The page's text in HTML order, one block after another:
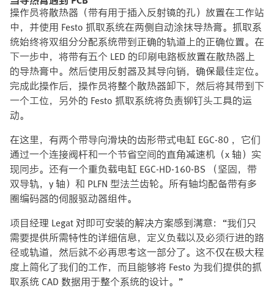
操作员将散热器（带有用于插入反射镜的孔）放置在工作站
中，并使用 Festo 抓取系统在两侧自动涂抹导热膏。抓取系
统始终将双组分分配系统带到正确的轨道上的正确位置。在
下一步中，将带有五个 LED 的印刷电路板放置在散热器上
的导热膏中。然后使用反射器及其导向销，确保最佳定位。
完成此操作后，操作员将整个散热器卸下，然后将其带到下
一个工位，另外的 Festo 抓取系统将负责铆钉头工具的运
动。
在这里，有两个带导向滑块的齿形带式电缸 EGC-80 ，它们
通过一个连接阀杆和一个节省空间的直角减速机（x 轴）实
现同步。还有一个重负载电缸 EGC-HD-160-BS （坚固，带
双导轨，y 轴）和 PLFN 型法兰齿轮。所有轴均配备带有多
圈编码器的伺服驱动器组件。
项目经理 Legat 对即可安装的解决方案感到满意：“我们只
需要提供所需特性的详细信息，定义负载以及必须行进的路
径或轨道，然后就不必再思考这一部分了。这不仅在极大程
度上简化了我们的工作，而且能够将 Festo 为我们提供的抓
取系统 CAD 数据用于整个系统的设计。”